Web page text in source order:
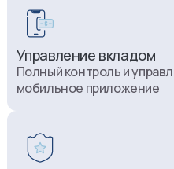
Управление вкладом
Полный контроль и
мобильное приложение